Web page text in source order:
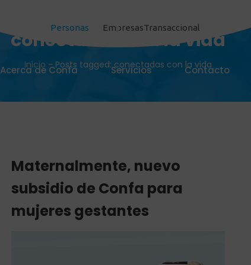
Personas EmpresasTransaccional
Acerca de Confa Servicios Contacto
conectadas con la vida
Inicio -Posts tagged: conectadas con la vida
Maternalmente, nuevo
subsidio de Confa para
mujeres gestantes